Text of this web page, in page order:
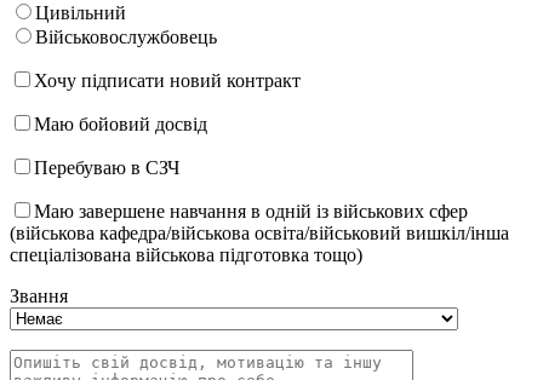
Цивільний
Військовослужбовець
Хочу підписати новий контракт
Маю бойовий досвід
Перебуваю в СЗЧ
Маю завершене навчання в одній із військових сфер
(військова кафедра/військова освіта/військовий вишкіл/інша
спеціалізована військова підготовка тощо)
Звання